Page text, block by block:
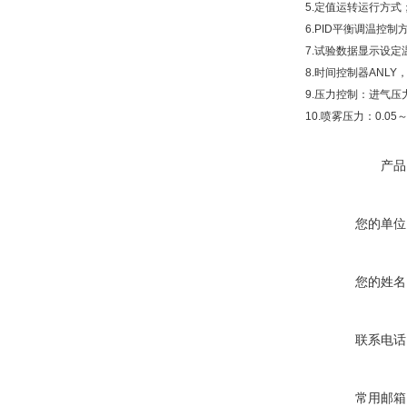
5.定值运转运行方式
6.PID平衡调温控制
7.试验数据显示设定
8.时间控制器ANLY
9.压力控制：进气压
10.喷雾压力：0.05
产
您的单
您的姓
联系电
常用邮